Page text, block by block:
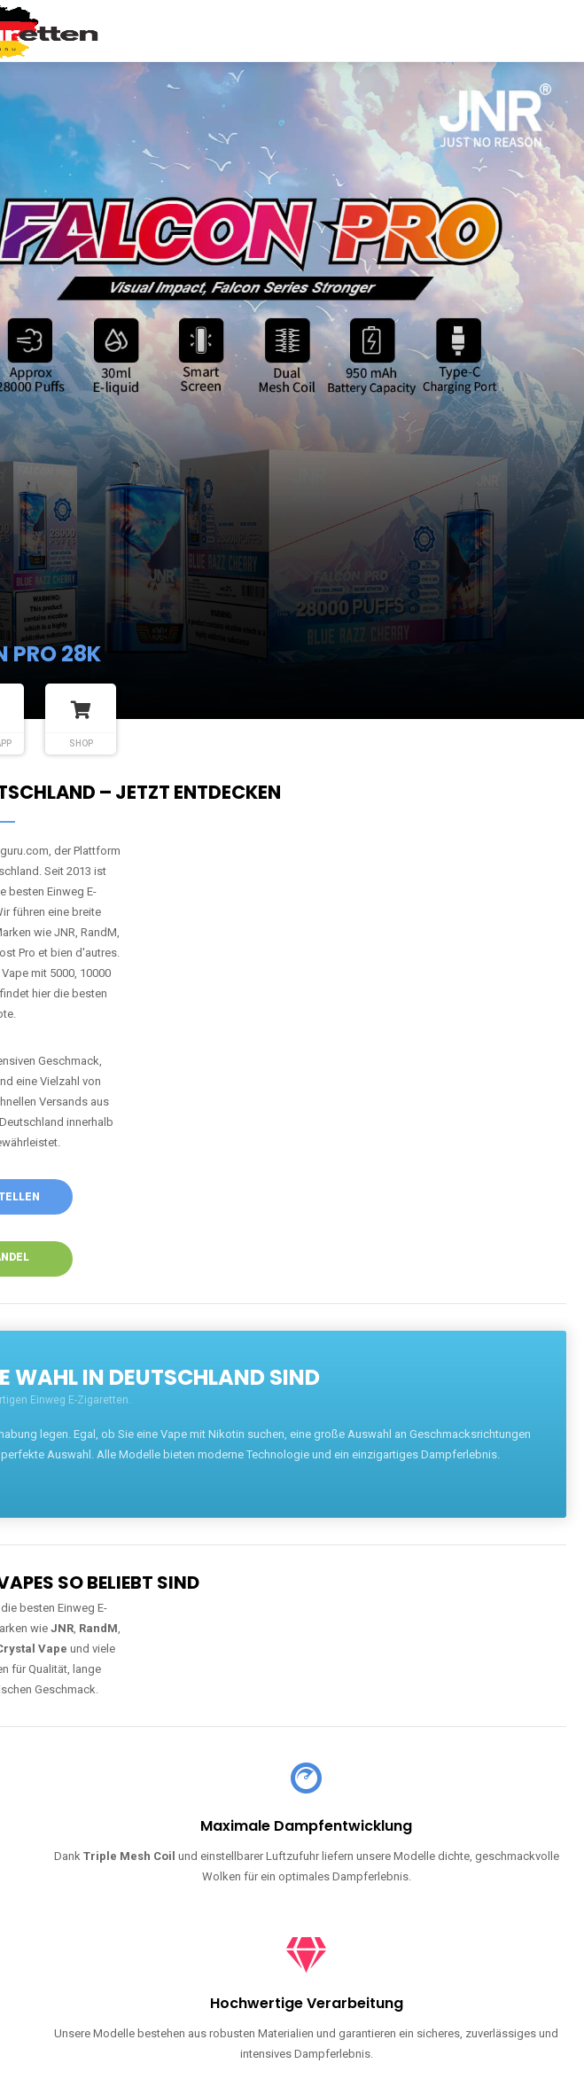
PRO 28K
SHOP
– JETZT ENTDECKEN
der Plattform
Seit 2013 ist
besten Einweg E-
führen eine breite
wie JNR, RandM,
Pro et bien d'autres.
mit 5000, 10000
hier die besten
Geschmack,
eine Vielzahl von
Versands aus
innerhalb
WAHL IN DEUTSCHLAND SIND
Einweg E-Zigaretten.
legen. Egal, ob Sie eine Vape mit Nikotin suchen, eine große Auswahl an Geschmacksrichtungen
Auswahl. Alle Modelle bieten moderne Technologie und ein einzigartiges Dampferlebnis.
SO BELIEBT SIND
besten Einweg E-
wie JNR, RandM,
Vape und viele
für Qualität, lange
Geschmack.
Maximale Dampfentwicklung
Dank Triple Mesh Coil und einstellbarer Luftzufuhr liefern unsere Modelle dichte, geschmackvolle
Wolken für ein optimales Dampferlebnis.
Hochwertige Verarbeitung
Unsere Modelle bestehen aus robusten Materialien und garantieren ein sicheres, zuverlässiges und
intensives Dampferlebnis.